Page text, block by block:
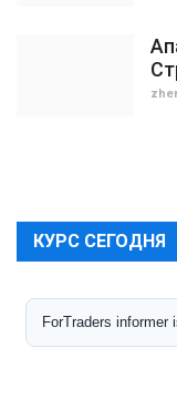
КУРС СЕГОДНЯ